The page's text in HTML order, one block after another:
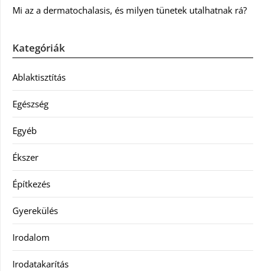
Mi az a dermatochalasis, és milyen tünetek utalhatnak rá?
Kategóriák
Ablaktisztítás
Egészség
Egyéb
Ékszer
Építkezés
Gyerekülés
Irodalom
Irodatakarítás